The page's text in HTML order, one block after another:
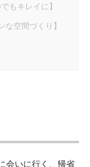
もキレイに】
な空間づくり】
会いに行く、帰省